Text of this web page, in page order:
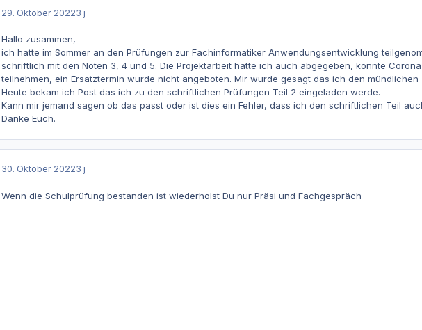
29. Oktober 20223 j
Hallo zusammen,
ich hatte im Sommer an den Prüfungen zur Fachinformatiker Anwendungsentwicklung
schriftlich mit den Noten 3, 4 und 5. Die Projektarbeit hatte ich auch abgegeben, konnte
teilnehmen, ein Ersatztermin wurde nicht angeboten. Mir wurde gesagt das ich den
Heute bekam ich Post das ich zu den schriftlichen Prüfungen Teil 2 eingeladen werde.
Kann mir jemand sagen ob das passt oder ist dies ein Fehler, dass ich den schriftlichen Teil
Danke Euch.
30. Oktober 20223 j
Wenn die Schulprüfung bestanden ist wiederholst Du nur Präsi und Fachgespräch